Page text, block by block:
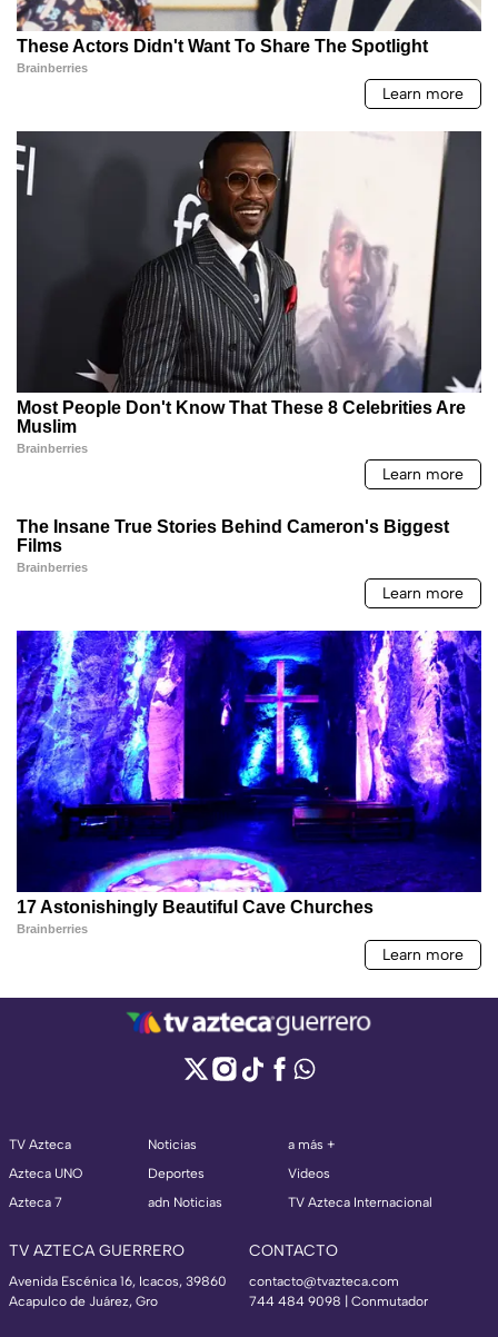
TV Azteca
Azteca UNO
Azteca 7
Noticias
Deportes
adn Noticias
a más +
Videos
TV Azteca Internacional
TV AZTECA GUERRERO
Avenida Escénica 16, Icacos, 39860
Acapulco de Juárez, Gro
CONTACTO
contacto@tvazteca.com
744 484 9098 | Conmutador